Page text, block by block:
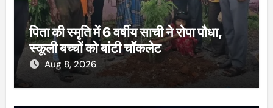
पिता की स्मृति में 6 वर्षीय साची ने रोपा पौधा,
स्कूली बच्चों को बांटी चॉकलेट
Aug 8, 2026